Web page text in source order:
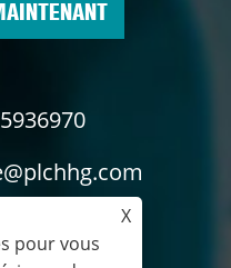
X
pour vous